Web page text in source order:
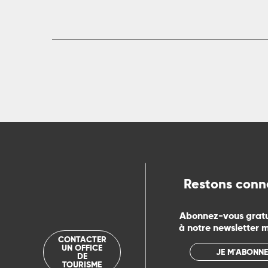
CONTACTER
UN OFFICE
DE
TOURISME
Restons
Abonnez-vous
à notre newsletter
JE M'ABONNE